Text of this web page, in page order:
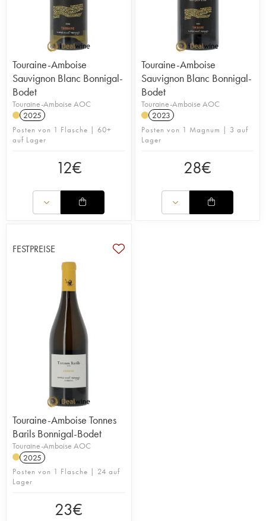
Touraine-Amboise
Sauvignon Blanc Bonnigal-
Bodet
Touraine-Amboise AOC
2025
Posten von 1 Flasche | 60+
auf Lager
12€
Touraine-Amboise
Sauvignon Blanc Bonnigal-
Bodet
Touraine-Amboise AOC
2023
Posten von 1 Magnum | 3 auf
Lager
28€
FESTPREISE
Touraine-Amboise Tonnes
Barils Bonnigal-Bodet
Touraine-Amboise AOC
2025
Posten von 1 Flasche | 24 auf
Lager
23€